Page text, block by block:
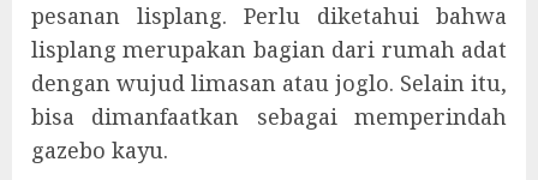
pesanan lisplang. Perlu diketahui bahwa
lisplang merupakan bagian dari rumah adat
dengan wujud limasan atau joglo. Selain itu,
bisa dimanfaatkan sebagai memperindah
gazebo kayu.